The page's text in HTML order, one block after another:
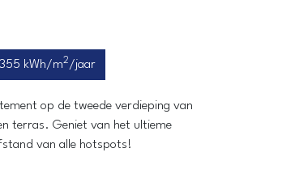
355 kWh/m2/jaar
op de tweede verdieping van
terras. Geniet van het ultieme
van alle hotspots!